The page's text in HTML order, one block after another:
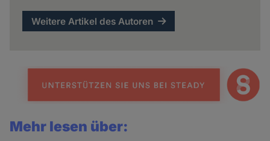
Weitere Artikel des Autoren
Mehr lesen über: